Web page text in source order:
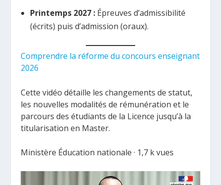
Printemps 2027 :Épreuves d’admissibilité
(écrits) puis d’admission (oraux).
Comprendre la réforme du concours enseignant
2026
Cette vidéo détaille les changements de statut,
les nouvelles modalités de rémunération et le
parcours des étudiants de la Licence jusqu’à la
titularisation en Master.
Ministère Éducation nationale · 1,7 k vues